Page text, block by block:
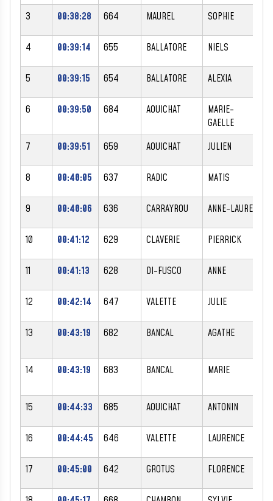
3 00:38:28 664 MAUREL SOPHIE
4 00:39:14 655 BALLATORE NIELS
5 00:39:15 654 BALLATORE ALEXIA
6 00:39:50 684 AOUICHAT
MARIE-
GAELLE
7 00:39:51 659 AOUICHAT JULIEN
8 00:40:05 637 RADIC MATIS
9 00:40:06 636 CARRAYROU ANNE-LAURE
10 00:41:12 629 CLAVERIE PIERRICK
11 00:41:13 628 DI-FUSCO ANNE
12 00:42:14 647 VALETTE JULIE
13 00:43:19 682 BANCAL AGATHE
14 00:43:19 683 BANCAL MARIE
15 00:44:33 685 AOUICHAT ANTONIN
16 00:44:45 646 VALETTE LAURENCE
17 00:45:00 642 GROTUS FLORENCE